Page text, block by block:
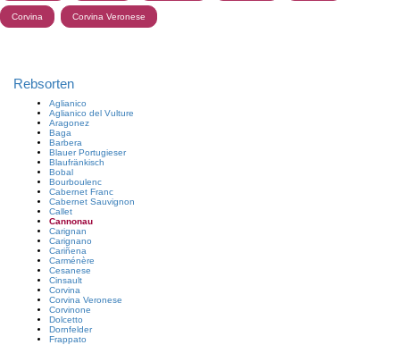
Corvina Corvina Veronese
Rebsorten
Aglianico
Aglianico del Vulture
Aragonez
Baga
Barbera
Blauer Portugieser
Blaufränkisch
Bobal
Bourboulenc
Cabernet Franc
Cabernet Sauvignon
Callet
Cannonau
Carignan
Carignano
Cariñena
Carménère
Cesanese
Cinsault
Corvina
Corvina Veronese
Corvinone
Dolcetto
Dornfelder
Frappato